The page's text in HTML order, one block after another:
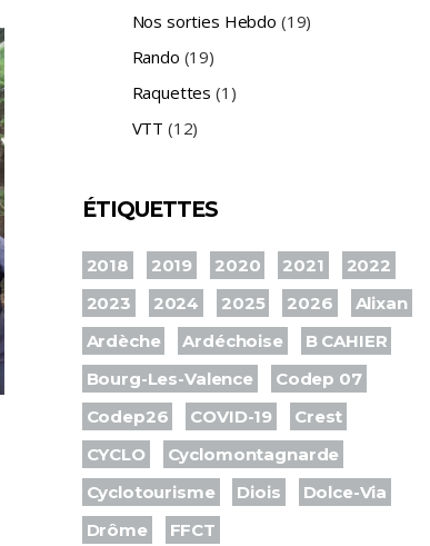
Nos sorties Hebdo (19)
Rando (19)
Raquettes (1)
VTT (12)
ÉTIQUETTES
2018 2019 2020 2021
2022
2023
2024 2025 2026
Alixan
Ardèche
Ardéchoise
B CAHIER
Bourg-Les-Valence
Codep 07
Codep26
COVID-19
Crest
CYCLO
Cyclomontagnarde
Cyclotourisme
Diois
Dolce-Via
Drôme
FFCT